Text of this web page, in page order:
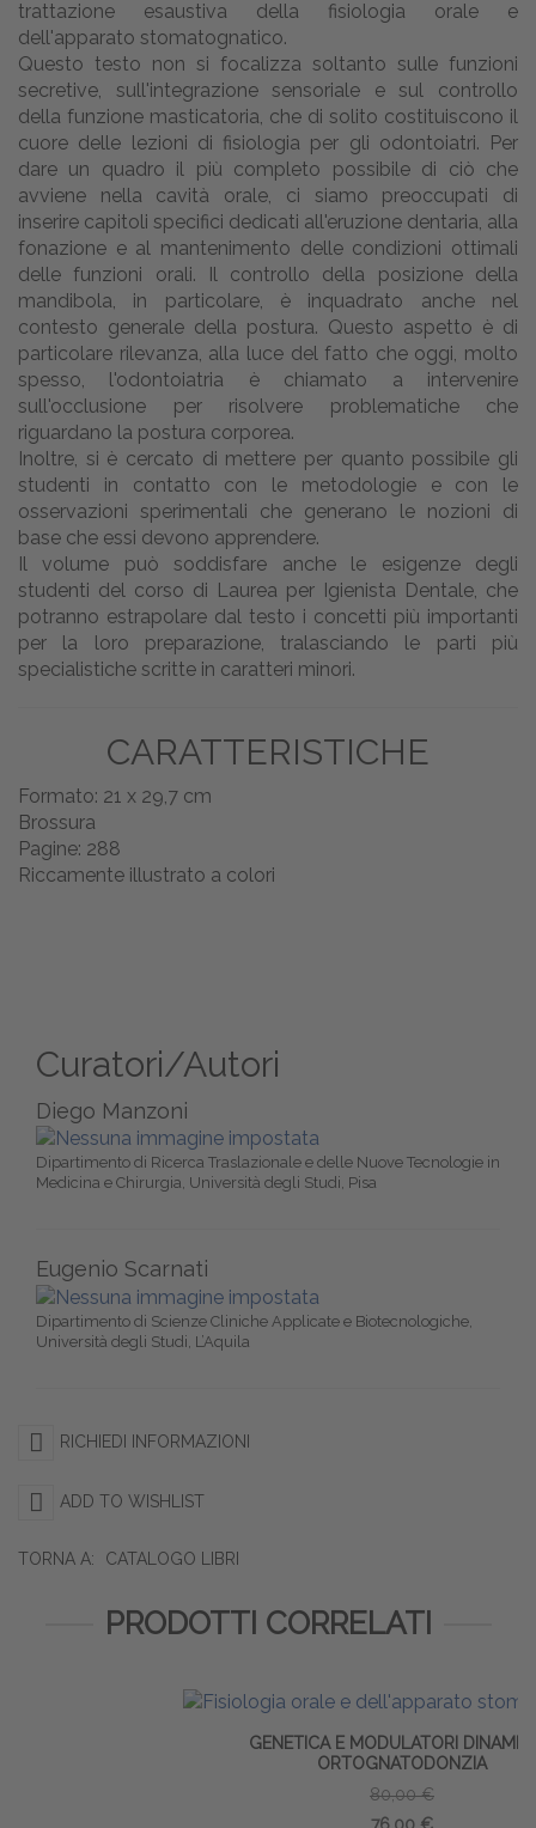
trattazione esaustiva della fisiologia orale e
dell'apparato stomatognatico.
Questo testo non si focalizza soltanto sulle funzioni
secretive, sull'integrazione sensoriale e sul controllo
della funzione masticatoria, che di solito costituiscono il
cuore delle lezioni di fisiologia per gli odontoiatri. Per
dare un quadro il più completo possibile di ciò che
avviene nella cavità orale, ci siamo preoccupati di
inserire capitoli specifici dedicati all'eruzione dentaria, alla
fonazione e al mantenimento delle condizioni ottimali
delle funzioni orali. Il controllo della posizione della
mandibola, in particolare, è inquadrato anche nel
contesto generale della postura. Questo aspetto è di
particolare rilevanza, alla luce del fatto che oggi, molto
spesso, l'odontoiatria è chiamato a intervenire
sull'occlusione per risolvere problematiche che
riguardano la postura corporea.
Inoltre, si è cercato di mettere per quanto possibile gli
studenti in contatto con le metodologie e con le
osservazioni sperimentali che generano le nozioni di
base che essi devono apprendere.
Il volume può soddisfare anche le esigenze degli
studenti del corso di Laurea per Igienista Dentale, che
potranno estrapolare dal testo i concetti più importanti
per la loro preparazione, tralasciando le parti più
specialistiche scritte in caratteri minori.
CARATTERISTICHE
Formato: 21 x 29,7 cm
Brossura
Pagine: 288
Riccamente illustrato a colori
Curatori/Autori
Diego Manzoni
Dipartimento di Ricerca Traslazionale e delle Nuove Tecnologie in
Medicina e Chirurgia, Università degli Studi, Pisa
Eugenio Scarnati
Dipartimento di Scienze Cliniche Applicate e Biotecnologiche,
Università degli Studi, L’Aquila
RICHIEDI INFORMAZIONI
ADD TO WISHLIST
TORNA A: CATALOGO LIBRI
PRODOTTI CORRELATI
GENETICA E MODULATORI DINAMICI IN
ORTOGNATODONZIA